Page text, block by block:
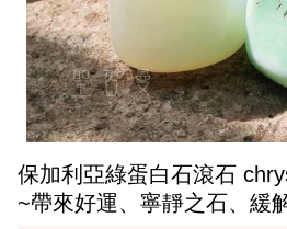
保加利亞綠蛋白石滾石
~帶來好運、寧靜之石、緩